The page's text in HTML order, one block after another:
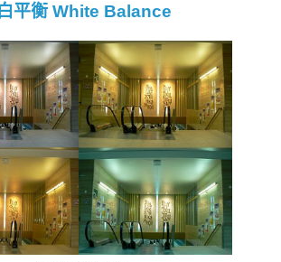
白平衡 White Balance